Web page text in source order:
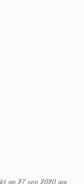
op 27 sep 2020 om